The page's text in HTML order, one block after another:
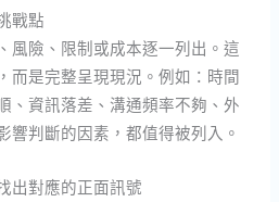
戰點
風險、限制或成本逐一列出。這
而是完整呈現現況。例如：時間
、資訊落差、溝通頻率不夠、外
響判斷的因素，都值得被列入。
出對應的正面訊號